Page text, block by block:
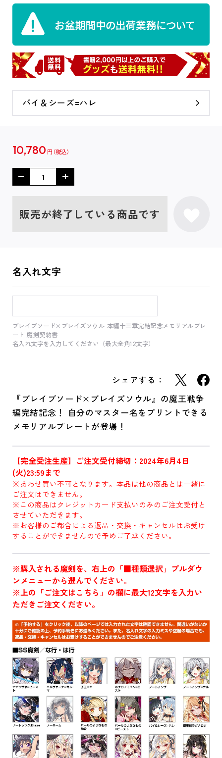
パイ＆シーズ=ハレ
10,780 円
販売が終了している商品です
名入れ文字
ブレイブソード×ブレイズソウル 本編十三章完結記念メモリアルプレ
ート 魔剣契約書
名入れ文字を入力してください（最大全角12文字）
シェアする：
『ブレイブソード×ブレイズソウル』の魔王戦争
編完結記念！ 自分のマスター名をプリントできる
メモリアルプレートが登場！
【完全受注生産】ご注文受付締切：2024年6月4日
(火)23:59まで
※あわせ買い不可となります。本品は他の商品とは一緒に
ご注文はできません。
※この商品はクレジットカード支払いのみのご注文受付と
させていただきます。
※お客様のご都合による返品・交換・キャンセルはお受け
することができませんので予めご了承ください。
※購入される魔剣を、右上の「■種類選択」プルダウ
ンメニューから選んでください。
※上の「ご注文はこちら」の欄に最大12文字を入力い
ただきご注文ください。